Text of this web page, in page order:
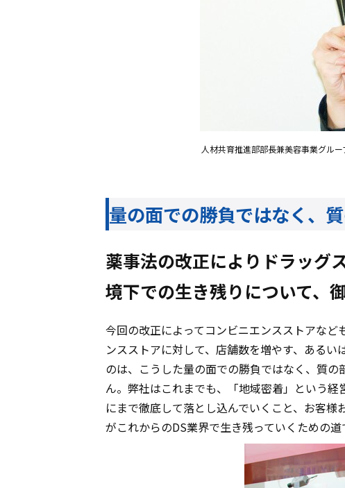
人材共育推進部部長兼美容事業グル
量の面での勝負ではなく、
薬事法の改正によりドラッグ
境下での生き残りについて、
今回の改正によってコンビニエンスストアな
ンスストアに対して、店舗数を増やす、ある
のは、こうした量の面での勝負ではなく、質
ん。弊社はこれまでも、「地域密着」という
にまで徹底して落とし込んでいくこと、お客
がこれからのDS業界で生き残っていくための道